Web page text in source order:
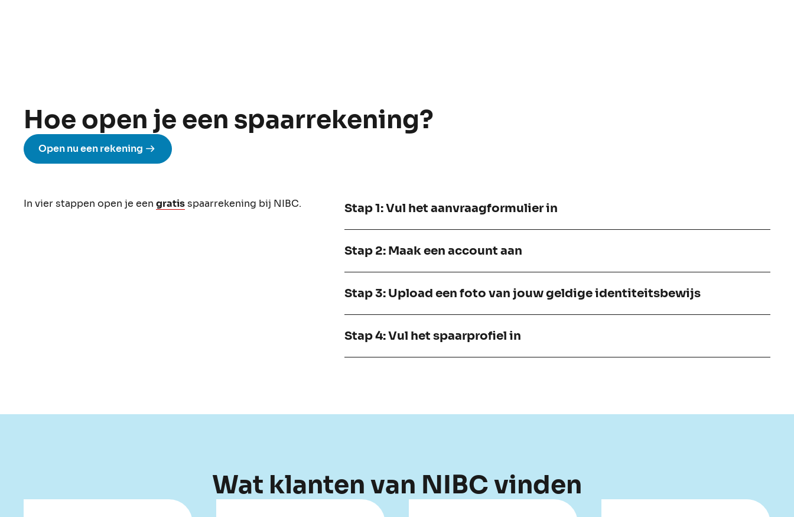
Hoe open je een spaarrekening?
Open nu een rekening
In vier stappen open je een gratisspaarrekening bij NIBC. Stap 1: Vul het aanvraagformulier in
Stap 2: Maak een account aan
Stap 3: Upload een foto van jouw geldige identiteitsbewijs
Stap 4: Vul het spaarprofiel in
Wat klanten van NIBC vinden